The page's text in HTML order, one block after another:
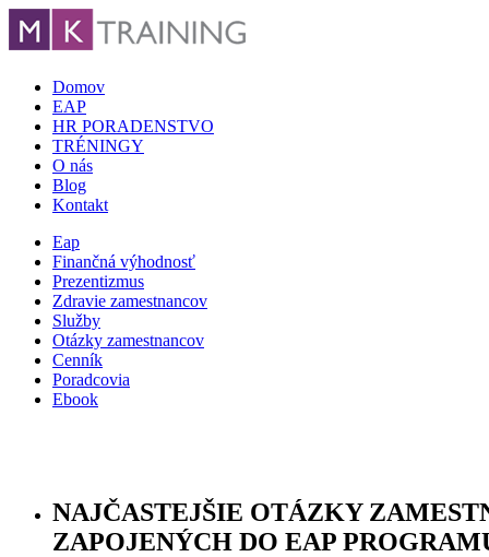
Domov
EAP
HR PORADENSTVO
TRÉNINGY
O nás
Blog
Kontakt
Eap
Finančná výhodnosť
Prezentizmus
Zdravie zamestnancov
Služby
Otázky zamestnancov
Cenník
Poradcovia
Ebook
NAJČASTEJŠIE OTÁZKY
ZAPOJENÝCH DO EAP